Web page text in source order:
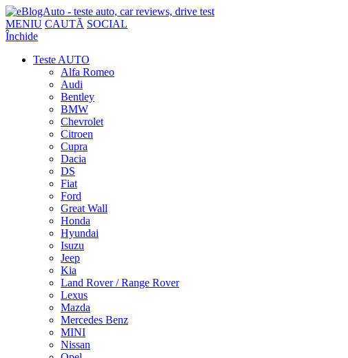
MENIU CAUTĂ SOCIAL
Închide
Teste AUTO
Alfa Romeo
Audi
Bentley
BMW
Chevrolet
Citroen
Cupra
Dacia
DS
Fiat
Ford
Great Wall
Honda
Hyundai
Isuzu
Jeep
Kia
Land Rover / Range Rover
Lexus
Mazda
Mercedes Benz
MINI
Nissan